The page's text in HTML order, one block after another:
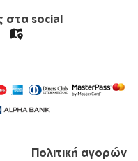
στα social
Πολιτική αγορών